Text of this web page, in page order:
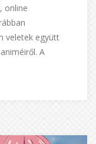
online
veletek együtt
A